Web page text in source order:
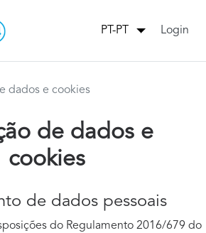
PT-PT Login
dados e cookies
de dados e
cookies
de dados pessoais
do Regulamento 2016/679 do